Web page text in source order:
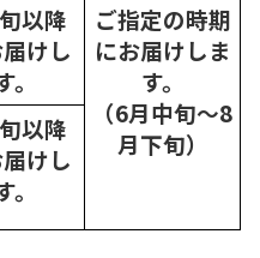
以降
けし
。
ご指定の時期
にお届けしま
す。
（6月中旬～8
月下旬）
以降
けし
。